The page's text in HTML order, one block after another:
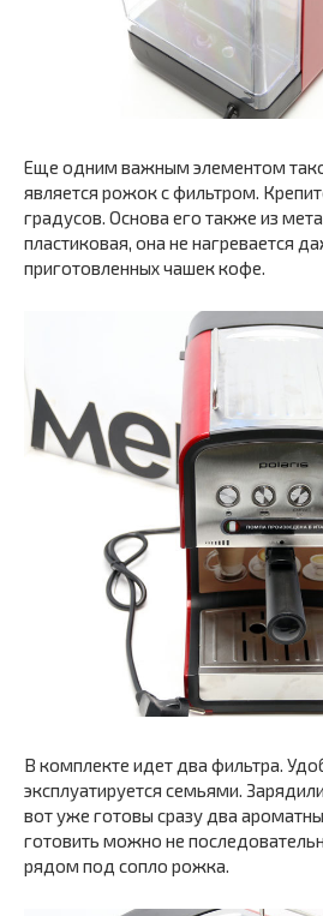
Еще одним важным элементом
является рожок с фильтром.
градусов. Основа его также из
пластиковая, она не нагревается
приготовленных чашек кофе.
В комплекте идет два фильтра.
эксплуатируется семьями.
вот уже готовы сразу два
готовить можно не
рядом под сопло рожка.